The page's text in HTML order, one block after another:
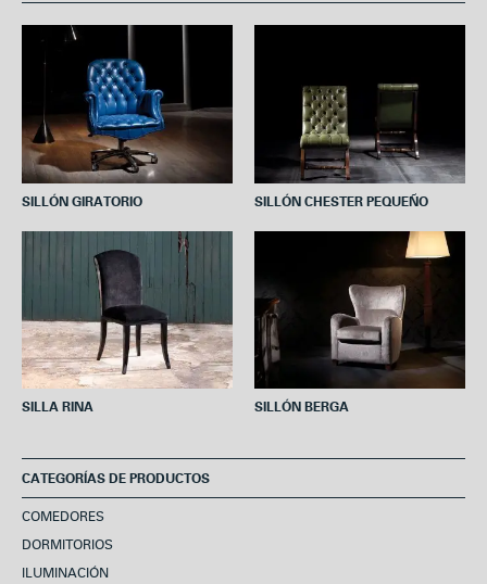
o
e
r
s
t
A
p
p
SILLÓN GIRATORIO SILLÓN CHESTER PEQUEÑO
SILLA RINA SILLÓN BERGA
CATEGORÍAS DE PRODUCTOS
COMEDORES
DORMITORIOS
ILUMINACIÓN